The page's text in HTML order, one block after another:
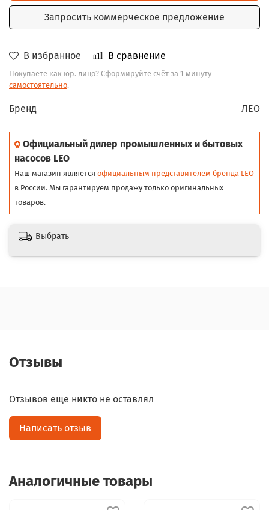
В избранное В сравнение
Покупаете как юр. лицо? Сформируйте счёт за 1 минуту
самостоятельно.
Запросить коммерческое предложение
Бренд ЛЕО
Официальный дилер промышленных и бытовых
насосов LEO
Наш магазин является официальным представителем бренда LEO
в России. Мы гарантируем продажу только оригинальных
товаров.
Выбрать
Отзывы
Отзывов еще никто не оставлял
Написать отзыв
Аналогичные товары